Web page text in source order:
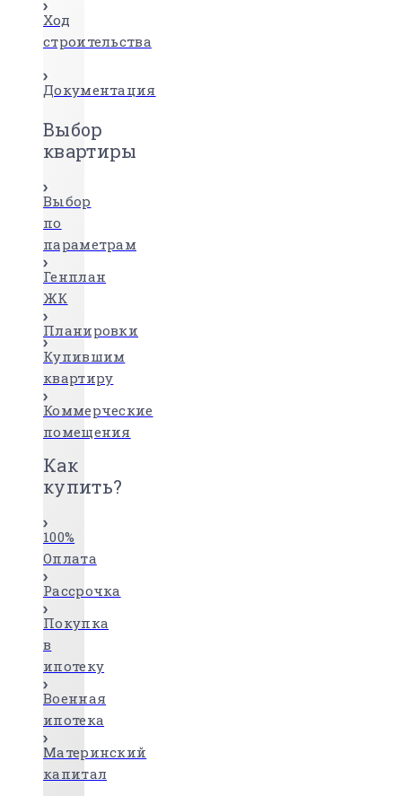
Ход
строительства
Документация
Выбор
квартиры
Выбор
по
параметрам
Генплан
ЖК
Планировки
Купившим
квартиру
Коммерческие
помещения
Как
купить?
100%
Оплата
Рассрочка
Покупка
в
ипотеку
Военная
ипотека
Материнский
капитал